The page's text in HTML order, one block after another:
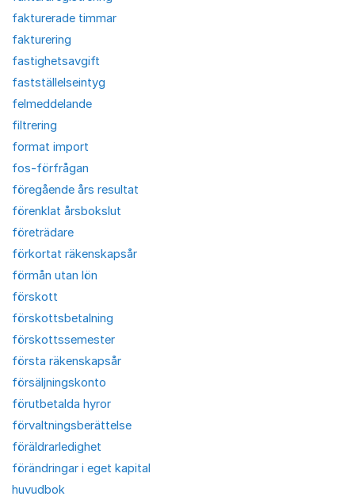
fakturerade timmar
fakturering
fastighetsavgift
fastställelseintyg
felmeddelande
filtrering
format import
fos-förfrågan
föregående års resultat
förenklat årsbokslut
företrädare
förkortat räkenskapsår
förmån utan lön
förskott
förskottsbetalning
förskottssemester
första räkenskapsår
försäljningskonto
förutbetalda hyror
förvaltningsberättelse
föräldrarledighet
förändringar i eget kapital
huvudbok